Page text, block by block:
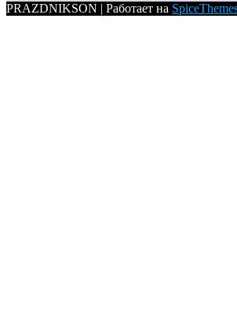
PRAZDNIKSON | Работает на